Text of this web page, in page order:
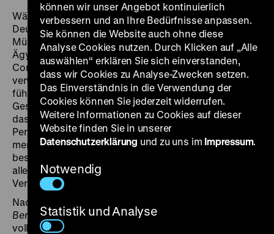
Während die Nationalsozialisten im Januar 1933 in
Deutschland die Macht übernehmen, dreht Renate
Müller mit Schünzel unter Pyramiden und Palmen in
Ägypten. Mit Eleganz und Charme spielt sie die
Comtesse Stefanie von Weidling-Weidling, deren
verwitweter Vater ihr ein allzu leichtsinniges Leben
führt. Ähnlich ergeht es dem amerikanischen
Geschäftsmann Tobby Blackwell (Willy Fritsch), nur
dass dieser sich um seine verwitwete Mutter sorgt.
Perfekt, denken sich die beiden jungen Leute, und
merken dabei gar nicht, dass sie ebenso füreinander
bestimmt sind wie die beiden Alten, die ihnen
allerdings zuvorkommen und kurzerhand die
Verlobung ihrer Kinder bekanntgeben.
Nach der Premiere schwärmte der Rezensent der
Berliner Morgenpost: „In der Besetzung ist der Film
vollendet. (…) Renate Müller und Willy Fritsch: Sie ist
können wir unser Angebot kontinuierlich
verbessern und an Ihre Bedürfnisse anpassen.
Sie können die Website auch ohne diese
Analyse Cookies nutzen. Durch Klicken auf „Alle
auswählen“ erklären Sie sich einverstanden,
dass wir Cookies zu Analyse-Zwecken setzen.
Das Einverständnis in die Verwendung der
Cookies können Sie jederzeit widerrufen.
Weitere Informationen zu Cookies auf dieser
Website finden Sie in unserer
Datenschutzerklärung und zu uns im Impressum.
Notwendig
Statistik und Analyse